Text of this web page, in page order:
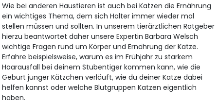
Wie bei anderen Haustieren ist auch bei Katzen die Ernährung
ein wichtiges Thema, dem sich Halter immer wieder mal
stellen müssen und sollten. In unserem tierärztlichen Ratgeber
hierzu beantwortet daher unsere Expertin Barbara Welsch
wichtige Fragen rund um Körper und Ernährung der Katze.
Erfahre beispielsweise, warum es im Frühjahr zu starkem
Haarausfall bei deinem Stubentiger kommen kann, wie die
Geburt junger Kätzchen verläuft, wie du deiner Katze dabei
helfen kannst oder welche Blutgruppen Katzen eigentlich
haben.